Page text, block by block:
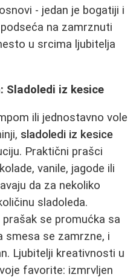
- jedan je bogatiji i
na zamrznuti
u srcima ljubitelja
Sladoledi iz kesice
ili jednostavno vole
sladoledi iz kesice
Praktični prašci
vanile, jagode ili
da za nekoliko
sladoleda.
se promućka sa
smesa se zamrzne, i
Ljubitelji kreativnosti u
favorite: izmrvljen